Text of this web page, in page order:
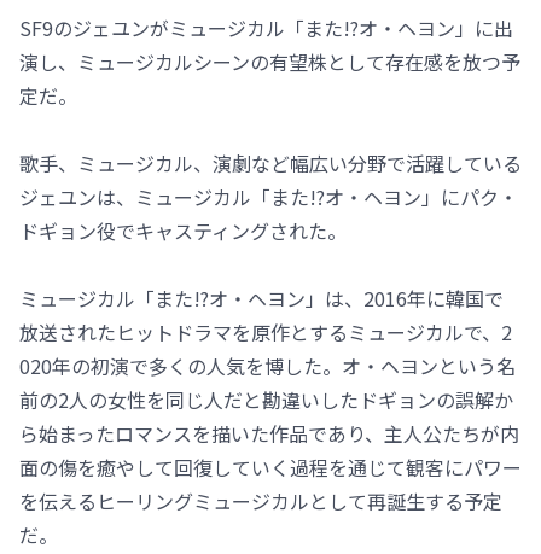
SF9のジェユンがミュージカル「また!?オ・ヘヨン」に出
演し、ミュージカルシーンの有望株として存在感を放つ予
定だ。
歌手、ミュージカル、演劇など幅広い分野で活躍している
ジェユンは、ミュージカル「また!?オ・ヘヨン」にパク・
ドギョン役でキャスティングされた。
ミュージカル「また!?オ・ヘヨン」は、2016年に韓国で
放送されたヒットドラマを原作とするミュージカルで、2
020年の初演で多くの人気を博した。オ・ヘヨンという名
前の2人の女性を同じ人だと勘違いしたドギョンの誤解か
ら始まったロマンスを描いた作品であり、主人公たちが内
面の傷を癒やして回復していく過程を通じて観客にパワー
を伝えるヒーリングミュージカルとして再誕生する予定
だ。